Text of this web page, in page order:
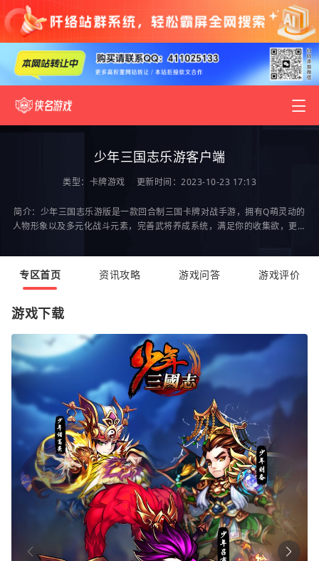
少年三国志乐游客户端
类型： 卡牌游戏 更新时间：2023-10-23 17:13
简介：少年三国志乐游版是一款回合制三国卡牌对战手游，拥有Q萌灵动的
人物形象以及多元化战斗元素，完善武将养成系统，满足你的收集欲，更有
专区首页 资讯攻略 游戏问答 游戏评价
游戏下载